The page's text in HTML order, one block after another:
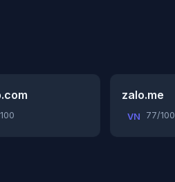
zalo.me
VN 77/100